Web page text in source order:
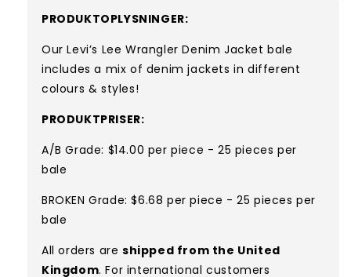
PRODUKTOPLYSNINGER:
Our Levi’s Lee Wrangler Denim Jacket bale
includes a mix of denim jackets in different
colours & styles!
PRODUKTPRISER:
A/B Grade: $14.00 per piece - 25 pieces per
bale
BROKEN Grade: $6.68 per piece - 25 pieces per
bale
All orders are shipped from the United
Kingdom. For international customers